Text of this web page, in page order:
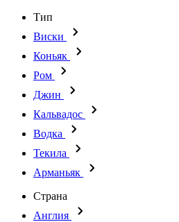
Тип
Виски
Коньяк
Ром
Джин
Кальвадос
Водка
Текила
Арманьяк
Страна
Англия